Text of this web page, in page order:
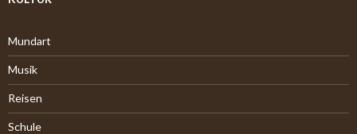
Mundart
Musik
Reisen
Schule